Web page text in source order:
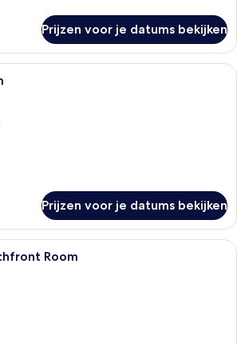
Prijzen voor je datums bekijken
Een minibar, een kluis op de kamer,
Prijzen voor je datums bekijken
Een terras met uitzicht op zee,
Room